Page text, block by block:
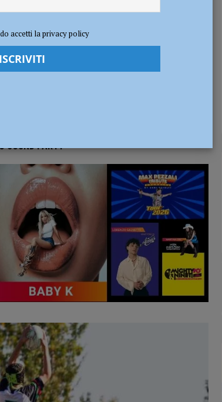
provincia di Piacenza”
SOUND PARTY
accetti la privacy policy